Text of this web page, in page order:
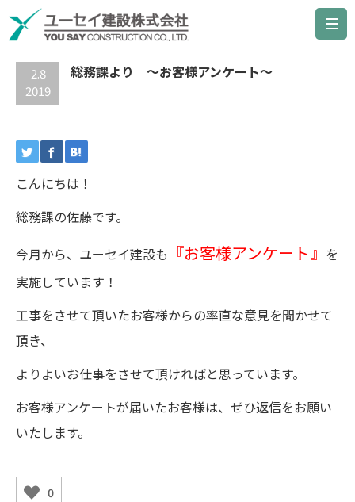
最新の記事
2.8
2019
総務課より ～お客様アンケート～
こんにちは！
総務課の佐藤です。
今月から、ユーセイ建設も 『お客様アンケート』 を
実施しています！
工事をさせて頂いたお客様からの率直な意見を聞かせて
頂き、
よりよいお仕事をさせて頂ければと思っています。
お客様アンケートが届いたお客様は、ぜひ返信をお願い
いたします。
0